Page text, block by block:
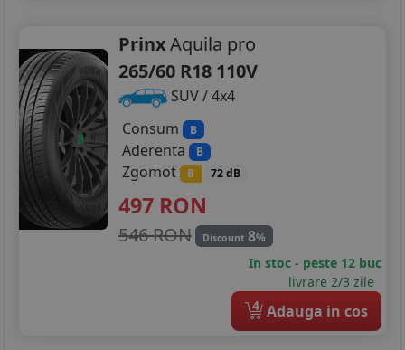
PrinxAquila pro
265/60 R18 110V
SUV / 4x4
Consum
B
Aderenta B
Zgomot B 72 dB
497 RON
546 RON Discount 8%
In stoc - peste 12 buc
livrare 2/3 zile
4 Adauga in cos